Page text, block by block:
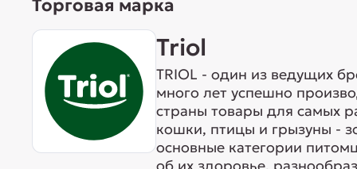
Торговая марка
Triol
TRIOL - один из ведущих
много лет успешно
страны товары для самых
кошки, птицы и грызуны -
основные категории